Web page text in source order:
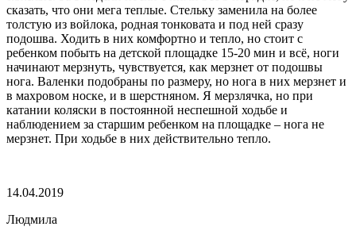
сказать, что они мега теплые. Стельку заменила на более
толстую из войлока, родная тонковата и под ней сразу
подошва. Ходить в них комфортно и тепло, но стоит с
ребенком побыть на детской площадке 15-20 мин и всё, ноги
начинают мерзнуть, чувствуется, как мерзнет от подошвы
нога. Валенки подобраны по размеру, но нога в них мерзнет и
в махровом носке, и в шерстняном. Я мерзлячка, но при
катании коляски в постоянной неспешной ходьбе и
наблюдением за старшим ребенком на площадке – нога не
мерзнет. При ходьбе в них действительно тепло.
14.04.2019
Людмила